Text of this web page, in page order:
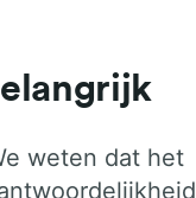
weten dat het